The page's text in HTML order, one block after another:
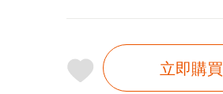
立即購買